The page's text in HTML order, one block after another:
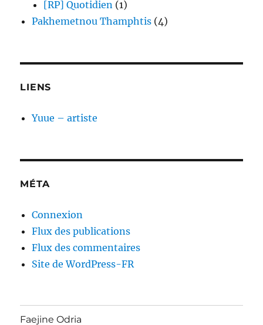
[RP] Quotidien (1)
Pakhemetnou Thamphtis (4)
LIENS
Yuue – artiste
MÉTA
Connexion
Flux des publications
Flux des commentaires
Site de WordPress-FR
Faejine Odria